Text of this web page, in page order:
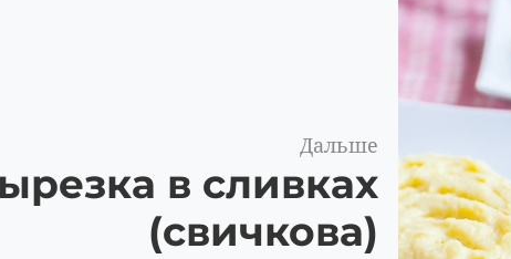
Дальше
в сливках
(свичкова)